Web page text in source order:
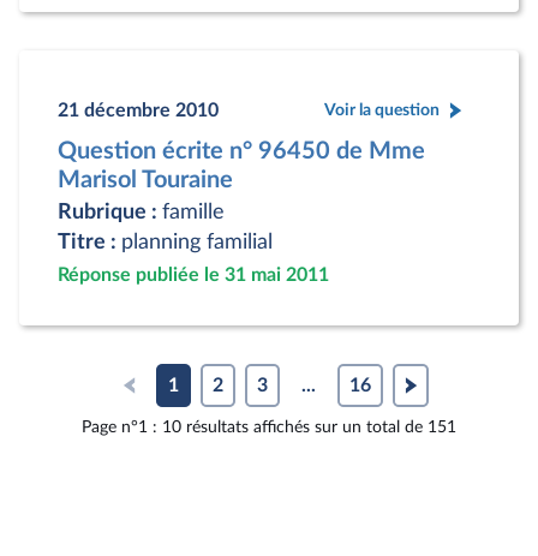
21 décembre 2010 Voir la question
Question écrite n° 96450 de Mme
Marisol Touraine
Rubrique : famille
Titre : planning familial
Réponse publiée le 31 mai 2011
1 2 3 ... 16
Page n°1 : 10 résultats affichés sur un total de 151